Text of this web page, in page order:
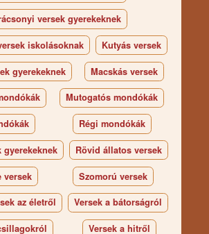
versek gyerekeknek
iskolásoknak Kutyás versek
gyerekeknek Macskás versek
Mutogatós mondókák
Régi mondókák
gyerekeknek Rövid állatos versek
versek Szomorú versek
az életről Versek a bátorságról
Versek a hitről